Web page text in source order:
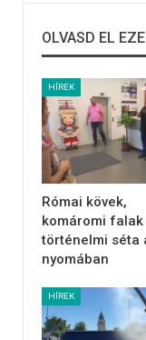
OLVASD EL
HÍREK
Római kövek,
komáromi falak
történelmi séta
nyomában
HÍREK